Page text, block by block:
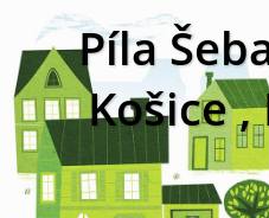
Píla
Košice ,